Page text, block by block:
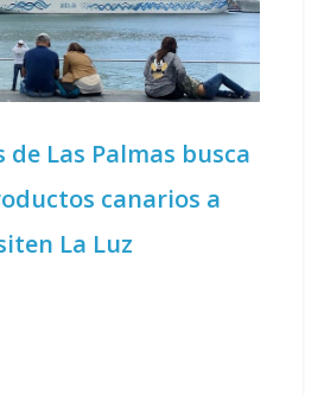
de Las Palmas busca
canarios a
La Luz